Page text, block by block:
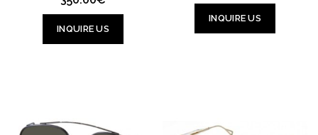
INQUIRE US
INQUIRE US